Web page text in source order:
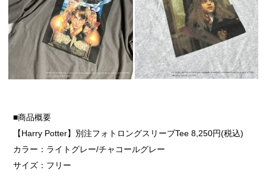
■商品概要
【Harry Potter】別注フォトロングスリーブTee 8,250円(税込)
カラー：ライトグレー/チャコールグレー
サイズ：フリー